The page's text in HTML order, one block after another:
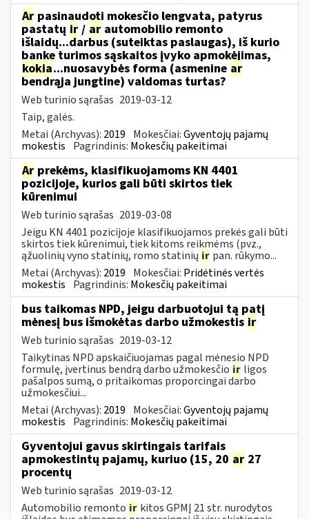
Ar pasinaudoti mokesčio lengvata, patyrus
pastatų ir / ar automobilio remonto
išlaidų...darbus (suteiktas paslaugas), iš kurio
banke turimos sąskaitos įvyko apmokėjimas,
kokia...nuosavybės forma (asmenine ar
bendrąja jungtine) valdomas turtas?
Web turinio sąrašas 2019-03-12
Taip, galės.
Metai (Archyvas): 2019 Mokesčiai:Gyventojų pajamų
mokestis Pagrindinis: Mokesčių pakeitimai
Ar prekėms, klasifikuojamoms KN 4401
pozicijoje, kurios gali būti skirtos tiek
kūrenimui
Web turinio sąrašas 2019-03-08
Jeigu KN 4401 pozicijoje klasifikuojamos prekės gali būti
skirtos tiek kūrenimui, tiek kitoms reikmėms (pvz.,
ąžuolinių vyno statinių, romo statinių ir pan. rūkymo...
Metai (Archyvas): 2019 Mokesčiai: Pridėtinės vertės
mokestis Pagrindinis: Mokesčių pakeitimai
bus taikomas NPD, jeigu darbuotojui tą patį
mėnesį bus išmokėtas darbo užmokestis ir
Web turinio sąrašas 2019-03-12
Taikytinas NPD apskaičiuojamas pagal mėnesio NPD
formulę, įvertinus bendrą darbo užmokesčio ir ligos
pašalpos sumą, o pritaikomas proporcingai darbo
užmokesčiui...
Metai (Archyvas): 2019 Mokesčiai:Gyventojų pajamų
mokestis Pagrindinis: Mokesčių pakeitimai
Gyventojui gavus skirtingais tarifais
apmokestintų pajamų, kuriuo (15, 20 ar 27
procentų
Web turinio sąrašas 2019-03-12
Automobilio remonto ir kitos GPMĮ 21 str. nurodytos